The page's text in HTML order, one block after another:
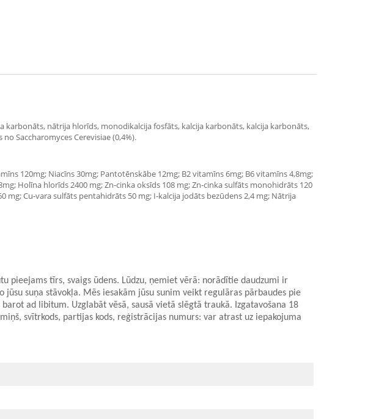
karbonāts, nātrija hlorīds, monodikalcija fosfāts, kalcija karbonāts, kalcija karbonāts,
Saccharomyces Cerevisiae (0,4%).
120mg; Niacīns 30mg; Pantotēnskābe 12mg; B2 vitamīns 6mg; B6 vitamīns 4,8mg;
Holīna hlorīds 2400 mg; Zn-cinka oksīds 108 mg; Zn-cinka sulfāts monohidrāts 120
Cu-vara sulfāts pentahidrāts 50 mg; I-kalcija jodāts bezūdens 2,4 mg; Nātrija
pieejams tīrs, svaigs ūdens. Lūdzu, ņemiet vērā: norādītie daudzumi ir
suņa stāvokļa. Mēs iesakām jūsu sunim veikt regulāras pārbaudes pie
ad libitum. Uzglabāt vēsā, sausā vietā slēgtā traukā. Izgatavošana 18
svītrkods, partijas kods, reģistrācijas numurs: var atrast uz iepakojuma